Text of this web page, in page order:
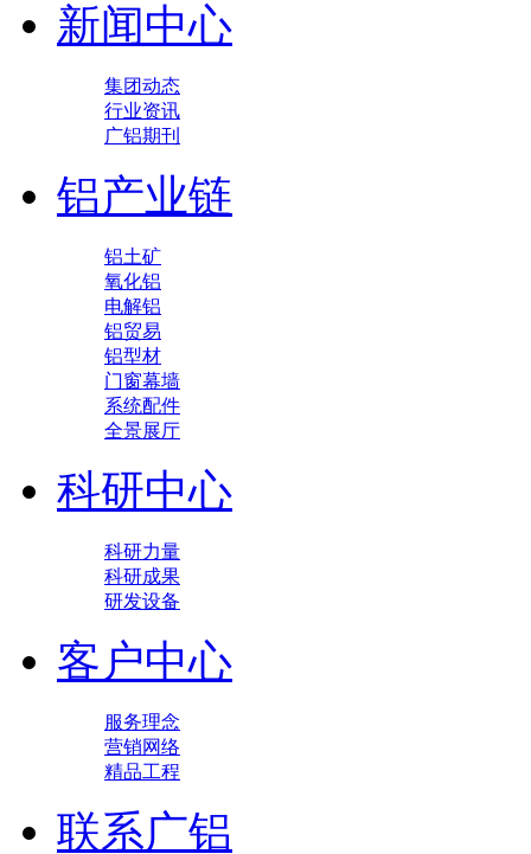
新闻中心
集团动态
行业资讯
广铝期刊
铝产业链
铝土矿
氧化铝
电解铝
铝贸易
铝型材
门窗幕墙
系统配件
全景展厅
科研中心
科研力量
科研成果
研发设备
客户中心
服务理念
营销网络
精品工程
联系广铝